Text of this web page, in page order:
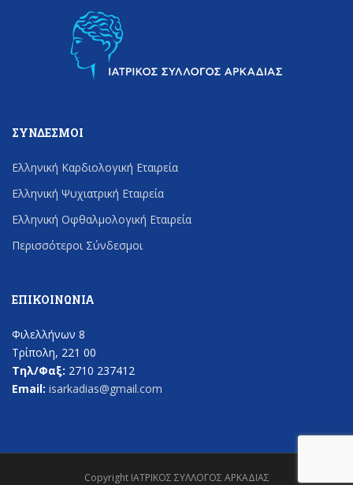
ΣΎΝΔΕΣΜΟΙ
Ελληνική Καρδιολογική Εταιρεία
Ελληνική Ψυχιατρική Εταιρεία
Ελληνική Οφθαλμολογική Εταιρεία
Περισσότεροι Σύνδεσμοι
ΕΠΙΚΟΙΝΩΝΊΑ
Φιλελλήνων 8
Τρίπολη, 221 00
Τηλ/Φαξ: 2710 237412
Email: isarkadias@gmail.com
Copyright ΙΑΤΡΙΚΟΣ ΣΥΛΛΟΓΟΣ ΑΡΚΑΔΙΑΣ